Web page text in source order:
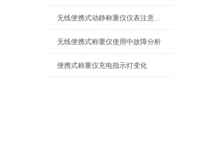
无线便携式动静称重仪仪表注意事项
无线便携式称重仪使用中故障分析
便携式称重仪充电指示灯变化